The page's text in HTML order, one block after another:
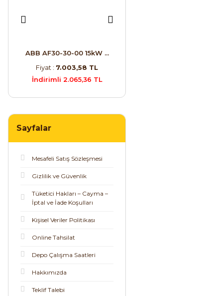
ABB AF30-30-00 15kW ...
Fiyat : 7.003,58 TL
İndirimli 2.065,36 TL
Sayfalar
Mesafeli Satış Sözleşmesi
Gizlilik ve Güvenlik
Tüketici Hakları – Cayma –
İptal ve İade Koşulları
Kişisel Veriler Politikası
Online Tahsilat
Depo Çalışma Saatleri
Hakkımızda
Teklif Talebi